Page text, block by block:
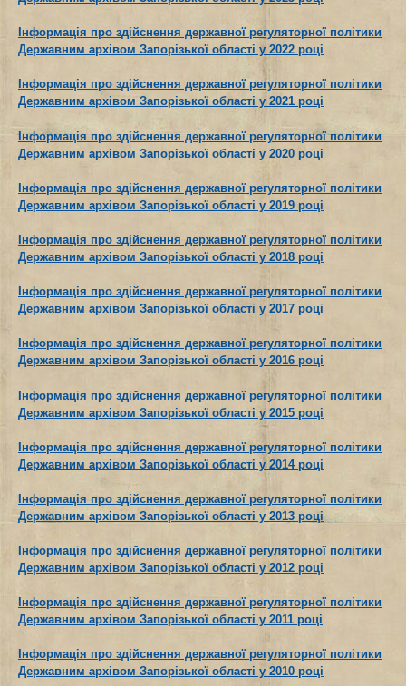
Інформація про здійснення державної регуляторної політики
Державним архівом Запорізької області у 2022 році
Інформація про здійснення державної регуляторної політики
Державним архівом Запорізької області у 2021 році
Інформація про здійснення державної регуляторної політики
Державним архівом Запорізької області у 2020 році
Інформація про здійснення державної регуляторної політики
Державним архівом Запорізької області у 2019 році
Інформація про здійснення державної регуляторної політики
Державним архівом Запорізької області у 2018 році
Інформація про здійснення державної регуляторної політики
Державним архівом Запорізької області у 2017 році
Інформація про здійснення державної регуляторної політики
Державним архівом Запорізької області у 2016 році
Інформація про здійснення державної регуляторної політики
Державним архівом Запорізької області у 2015 році
Інформація про здійснення державної регуляторної політики
Державним архівом Запорізької області у 2014 році
Інформація про здійснення державної регуляторної політики
Державним архівом Запорізької області у 2013 році
Інформація про здійснення державної регуляторної політики
Державним архівом Запорізької області у 2012 році
Інформація про здійснення державної регуляторної політики
Державним архівом Запорізької області у 2011 році
Інформація про здійснення державної регуляторної політики
Державним архівом Запорізької області у 2010 році